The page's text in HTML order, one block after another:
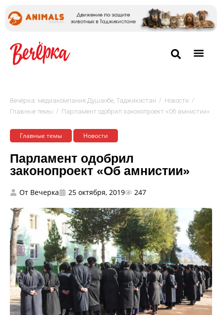
Вечёрка: медиакомпания Душанбе, Таджикистан / Новости /
Главные темы / Парламент одобрил законопроект «Об амнистии»
Главные темы Новости
Парламент одобрил
законопроект «Об амнистии»
От Вечерка 25 октября, 2019 247